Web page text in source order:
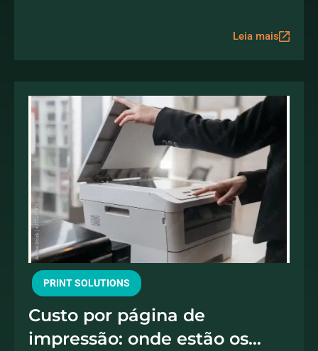
Leia mais
PRINT SOLUTIONS
Custo por página de
impressão: onde estão os